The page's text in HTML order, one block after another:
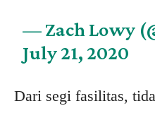
— Zach Lowy
July 21, 2020
Dari segi fasilitas,